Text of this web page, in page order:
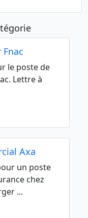
le poste de
Lettre à
Axa
un poste
chez
...